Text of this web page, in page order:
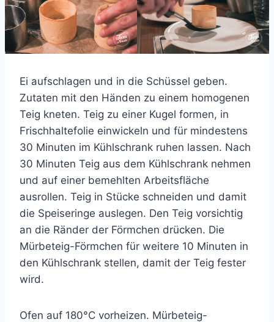
Ei aufschlagen und in die Schüssel geben.
Zutaten mit den Händen zu einem homogenen
Teig kneten. Teig zu einer Kugel formen, in
Frischhaltefolie einwickeln und für mindestens
30 Minuten im Kühlschrank ruhen lassen. Nach
30 Minuten Teig aus dem Kühlschrank nehmen
und auf einer bemehlten Arbeitsfläche
ausrollen. Teig in Stücke schneiden und damit
die Speiseringe auslegen. Den Teig vorsichtig
an die Ränder der Förmchen drücken. Die
Mürbeteig-Förmchen für weitere 10 Minuten in
den Kühlschrank stellen, damit der Teig fester
wird.
Ofen auf 180°C vorheizen. Mürbeteig-